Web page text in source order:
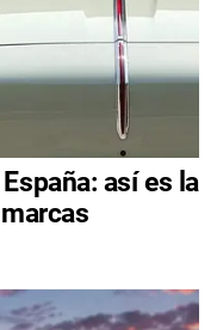
así es la